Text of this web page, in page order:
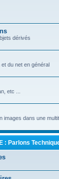
dérivés
du net en général
etc ...
images dans une
: Parlons